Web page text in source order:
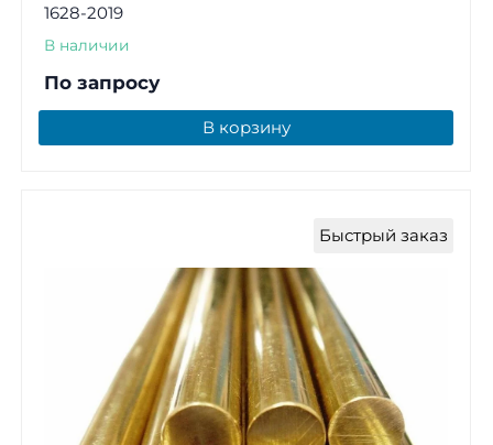
1628-2019
В наличии
По запросу
В корзину
Быстрый заказ